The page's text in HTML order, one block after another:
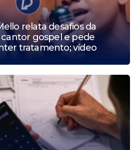
relata desafios da
gospel e pede
tratamento; vídeo